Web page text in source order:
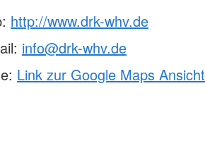
http://www.drk-whv.de
info@drk-whv.de
Link zur Google Maps Ansicht